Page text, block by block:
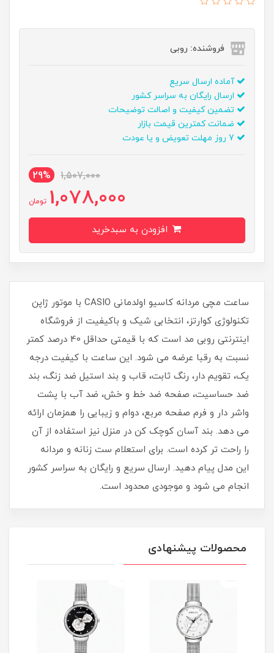
فروشنده: روبی
آماده ارسال سریع
ارسال رایگان به سراسر کشور
تضمین کیفیت و اصالت توضیحات
ضمانت کمترین قیمت بازار
1,507,000
29%
1,078,000 تومان
ساعت مچی مردانه کاسیو اولدمانی CASIO با موتور ژاپن
تکنولوژی کوارتز، انتخابی شیک و باکیفیت از فروشگاه
اینترنتی روبی مد است که با قیمتی حداقل 40 درصد کمتر
نسبت به رقبا عرضه می شود. این ساعت با کیفیت درجه
یک، تقویم دار، رنگ ثابت، قاب و بند استیل ضد زنگ، بند
ضد حساسیت، صفحه ضد خط و خش، ضد آب با پشت
واشر دار و فرم صفحه مربع، دوام و زیبایی را همزمان ارائه
می دهد. بند آسان کوچک کن در منزل نیز استفاده از آن
را راحت تر کرده است. برای استعلام ست زنانه و مردانه
این مدل پیام دهید. ارسال سریع و رایگان به سراسر کشور
انجام می شود و موجودی محدود است.
محصولات پیشنهادی